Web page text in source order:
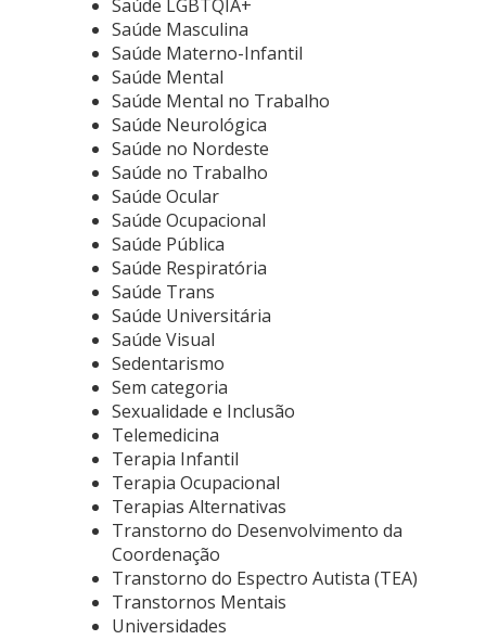
Saúde LGBTQIA+
Saúde Masculina
Saúde Materno-Infantil
Saúde Mental
Saúde Mental no Trabalho
Saúde Neurológica
Saúde no Nordeste
Saúde no Trabalho
Saúde Ocular
Saúde Ocupacional
Saúde Pública
Saúde Respiratória
Saúde Trans
Saúde Universitária
Saúde Visual
Sedentarismo
Sem categoria
Sexualidade e Inclusão
Telemedicina
Terapia Infantil
Terapia Ocupacional
Terapias Alternativas
Transtorno do Desenvolvimento da
Coordenação
Transtorno do Espectro Autista (TEA)
Transtornos Mentais
Universidades